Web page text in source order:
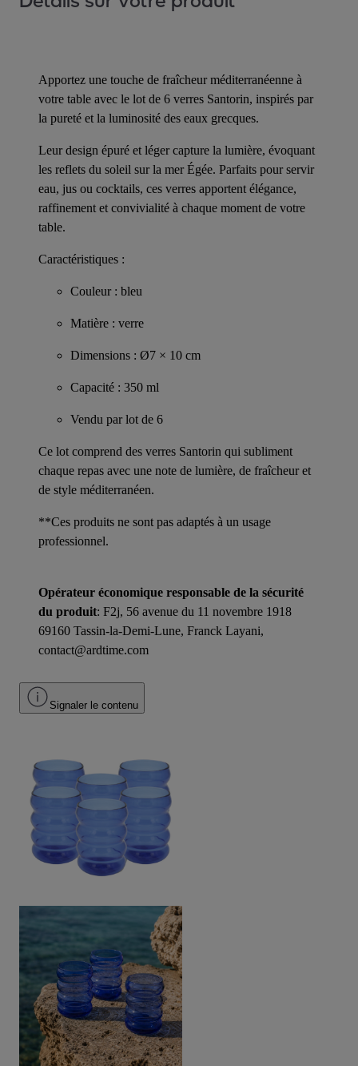
Apportez une touche de fraîcheur méditerranéenne à
votre table avec le lot de 6 verres Santorin, inspirés par
la pureté et la luminosité des eaux grecques.
Leur design épuré et léger capture la lumière, évoquant
les reflets du soleil sur la mer Égée. Parfaits pour servir
eau, jus ou cocktails, ces verres apportent élégance,
raffinement et convivialité à chaque moment de votre
table.
Caractéristiques :
Couleur : bleu
Matière : verre
Dimensions : Ø7 × 10 cm
Capacité : 350 ml
Vendu par lot de 6
Ce lot comprend des verres Santorin qui subliment
chaque repas avec une note de lumière, de fraîcheur et
de style méditerranéen.
**Ces produits ne sont pas adaptés à un usage
professionnel.
Opérateur économique responsable de la sécurité
du produit: F2j, 56 avenue du 11 novembre 1918
69160 Tassin-la-Demi-Lune, Franck Layani,
contact@ardtime.com
Signaler le contenu